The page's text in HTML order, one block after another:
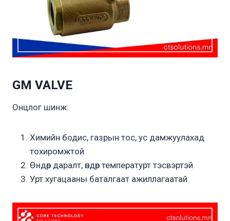
GM VALVE
Онцлог шинж:
Химийн бодис, газрын тос, ус дамжуулахад
тохиромжтой
Өндөр даралт, өндөр температурт тэсвэртэй
Урт хугацааны баталгаат ажиллагаатай